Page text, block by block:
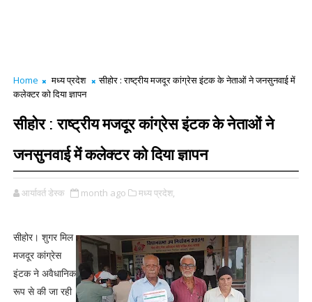
Home मध्य प्रदेश
सीहोर : राष्ट्रीय मजदूर कांग्रेस इंटक के नेताओं ने जनसुनवाई में
कलेक्टर को दिया ज्ञापन
सीहोर : राष्ट्रीय मजदूर कांग्रेस इंटक के नेताओं ने
जनसुनवाई में कलेक्टर को दिया ज्ञापन
आर्यावर्त डेस्क month ago मध्य प्रदेश,
सीहोर। शुगर मिल
मजदूर कांग्रेस
इंटक ने अवैधानिक
रूप से की जा रही